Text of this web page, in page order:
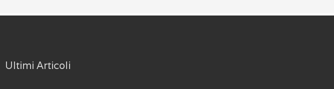
Ultimi Articoli